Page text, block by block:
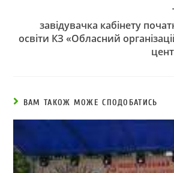
завідувачка кабінету
освіти КЗ «Обласний
ВАМ ТАКОЖ МОЖЕ СПОДОБАТИСЬ